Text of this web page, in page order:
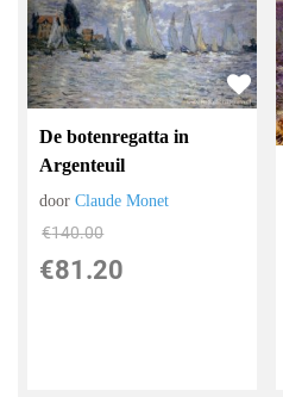
De botenregatta in
Argenteuil
doorClaude Monet
€140.00
€81.20